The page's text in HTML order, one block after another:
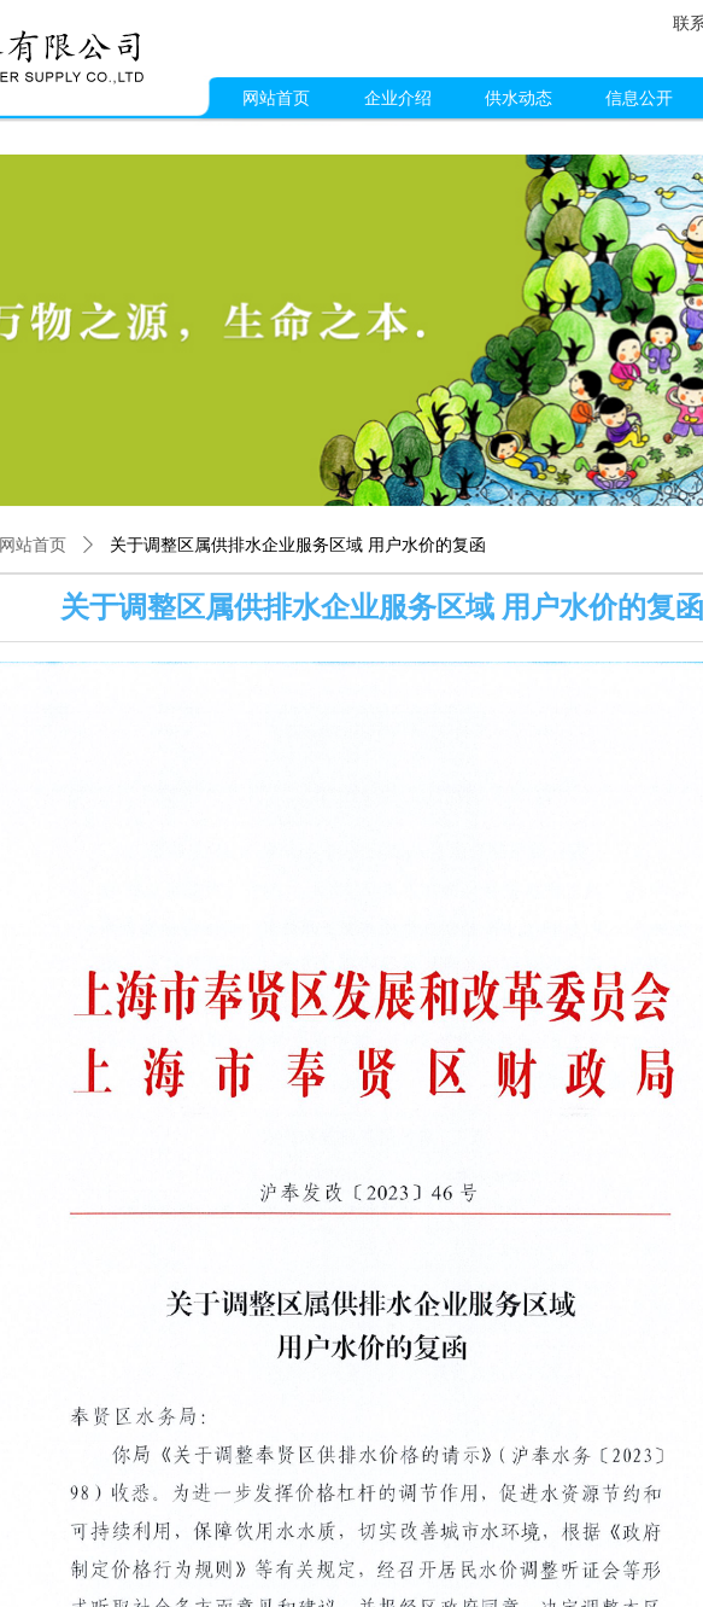
网站首页 企业介绍 供水动态 信息公开
联
网站首页 ꄲ 关于调整区属供排水企业服务区域 用户水价的复函
关于调整区属供排水企业服务区域 用户水价的复函